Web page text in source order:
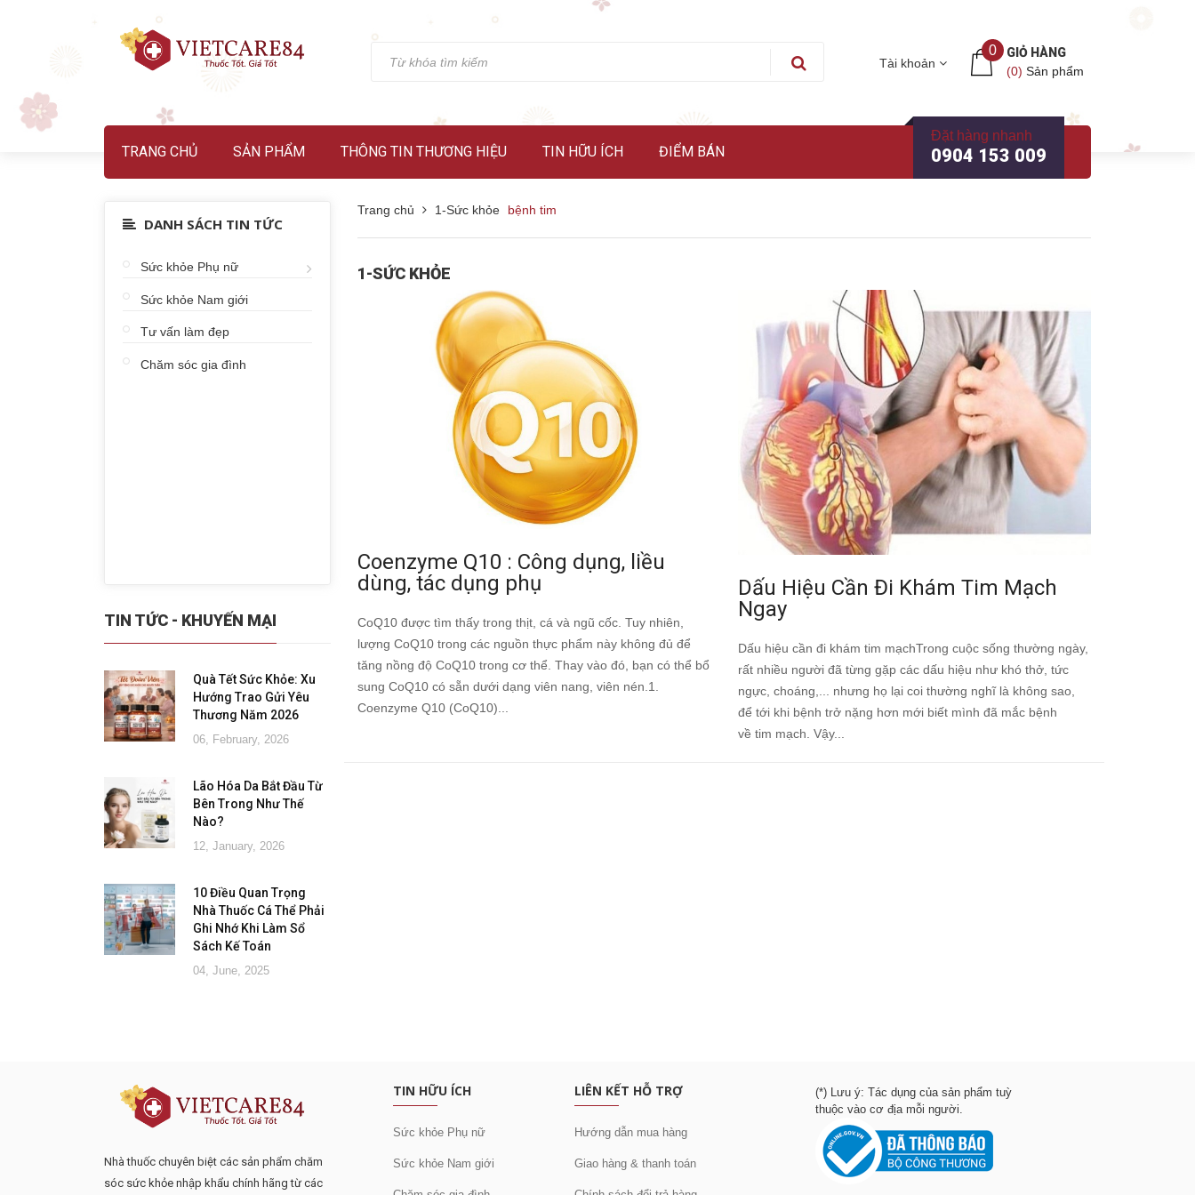
Tài khoản
0
GIỎ HÀNG
(0) Sản phẩm
TRANG CHỦ SẢN PHẨM THÔNG TIN THƯƠNG HIỆU TIN HỮU ÍCH ĐIỂM BÁN
Đặt hàng nhanh
0904 153 009
DANH SÁCH TIN TỨC
Sức khỏe Phụ nữ
Sức khỏe Nam giới
Tư vấn làm đẹp
Chăm sóc gia đình
TIN TỨC - KHUYẾN MẠI
Quà Tết Sức Khỏe: Xu
Hướng Trao Gửi Yêu
Thương Năm 2026
06, February, 2026
Lão Hóa Da Bắt Đầu Từ
Bên Trong Như Thế
Nào?
12, January, 2026
10 Điều Quan Trọng
Nhà Thuốc Cá Thể Phải
Ghi Nhớ Khi Làm Sổ
Sách Kế Toán
04, June, 2025
Trang chủ 1-Sức khỏe bệnh tim
1-SỨC KHỎE
Coenzyme Q10 : Công dụng, liều
dùng, tác dụng phụ
CoQ10 được tìm thấy trong thịt, cá và ngũ cốc. Tuy nhiên,
lượng CoQ10 trong các nguồn thực phẩm này không đủ để
tăng nồng độ CoQ10 trong cơ thể. Thay vào đó, bạn có thể bổ
sung CoQ10 có sẵn dưới dạng viên nang, viên nén.1.
Coenzyme Q10 (CoQ10)...
Dấu Hiệu Cần Đi Khám Tim Mạch
Ngay
Dấu hiệu cần đi khám tim mạchTrong cuộc sống thường ngày,
rất nhiều người đã từng gặp các dấu hiệu như khó thở, tức
ngực, choáng,... nhưng họ lại coi thường nghĩ là không sao,
để tới khi bệnh trở nặng hơn mới biết mình đã mắc bệnh
về tim mạch. Vậy...
Nhà thuốc chuyên biệt các sản phẩm chăm
sóc sức khỏe nhập khẩu chính hãng từ các
TIN HỮU ÍCH
Sức khỏe Phụ nữ
Sức khỏe Nam giới
LIÊN KẾT HỖ TRỢ
Hướng dẫn mua hàng
Giao hàng & thanh toán
(*) Lưu ý: Tác dụng của sản phẩm tuỳ
thuộc vào cơ địa mỗi người.